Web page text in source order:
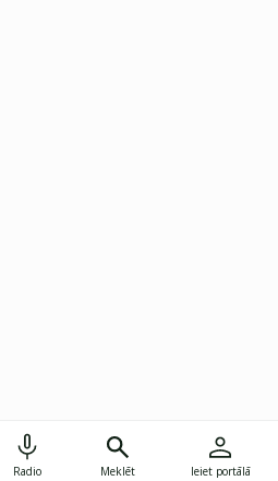
Radio Meklēt Ieiet portālā